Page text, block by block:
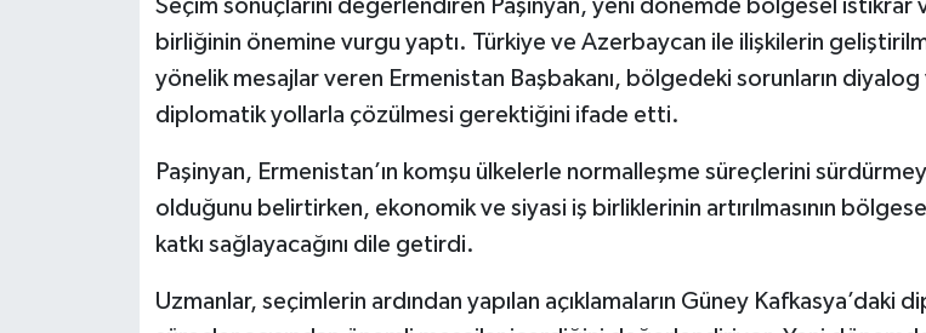
Seçim sonuçlarını değerlendiren Paşinyan, yeni dönemde bölgesel istikrar
birliğinin önemine vurgu yaptı. Türkiye ve Azerbaycan ile ilişkilerin
yönelik mesajlar veren Ermenistan Başbakanı, bölgedeki sorunların diyalog
diplomatik yollarla çözülmesi gerektiğini ifade etti.
Paşinyan, Ermenistan’ın komşu ülkelerle normalleşme süreçlerini
olduğunu belirtirken, ekonomik ve siyasi iş birliklerinin artırılmasının
katkı sağlayacağını dile getirdi.
Uzmanlar, seçimlerin ardından yapılan açıklamaların Güney Kafkasya’daki